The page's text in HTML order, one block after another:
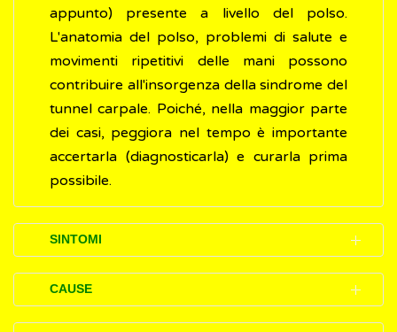
appunto) presente a livello del polso.
L'anatomia del polso, problemi di salute e
movimenti ripetitivi delle mani possono
contribuire all'insorgenza della sindrome del
tunnel carpale. Poiché, nella maggior parte
dei casi, peggiora nel tempo è importante
accertarla (diagnosticarla) e curarla prima
possibile.
SINTOMI
I disturbi (sintomi) causati dalla sindrome del
tunnel carpale si manifestano,
CAUSE